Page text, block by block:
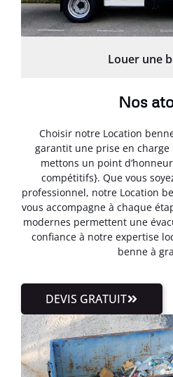
Louer une
Nos
Choisir notre Location
garantit une prise en
mettons un point
compétitifs}. Que vous
professionnel, notre Location
vous accompagne à chaque
modernes permettent une
confiance à notre expertise
benne à
DEVIS GRATUIT